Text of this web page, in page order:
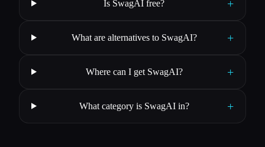
Is SwagAI free? +
What are alternatives to SwagAI? +
Where can I get SwagAI? +
What category is SwagAI in? +